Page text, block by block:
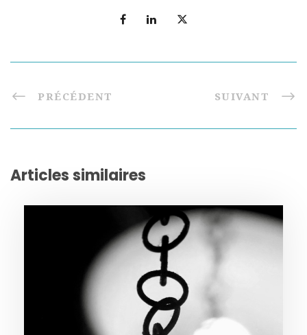
PRÉCÉDENT SUIVANT
Articles similaires